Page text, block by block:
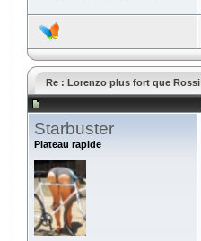
Re : Lorenzo plus fort que Rossi
Starbuster
Plateau rapide